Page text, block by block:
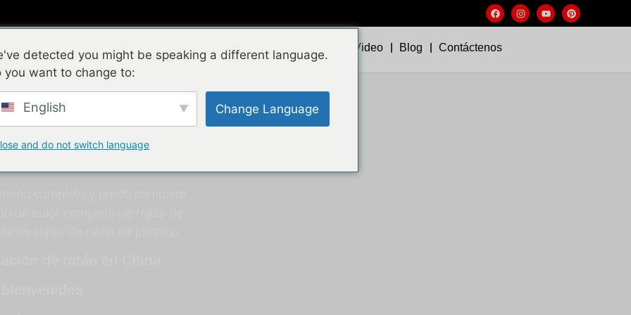
Ratán natural Ratán de plástico Nuevos Productos Video Blog Contáctenos
ratán:
con tu
completo y grado completo
detected you might be speaking a different language.
you want to change to:
English Change Language
and do not switch language